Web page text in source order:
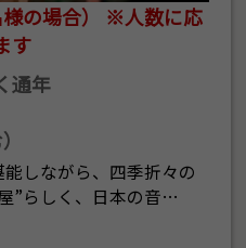
の場合） ※人数に応
す
通年
しながら、四季折々の
”らしく、日本の音…